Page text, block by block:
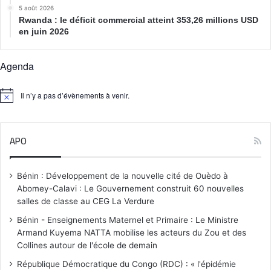
5 août 2026
Rwanda : le déficit commercial atteint 353,26 millions USD
en juin 2026
Agenda
N
Il n’y a pas d’évènements à venir.
APO
Bénin : Développement de la nouvelle cité de Ouèdo à
Abomey-Calavi : Le Gouvernement construit 60 nouvelles
salles de classe au CEG La Verdure
Bénin - Enseignements Maternel et Primaire : Le Ministre
Armand Kuyema NATTA mobilise les acteurs du Zou et des
Collines autour de l'école de demain
République Démocratique du Congo (RDC) : « l'épidémie